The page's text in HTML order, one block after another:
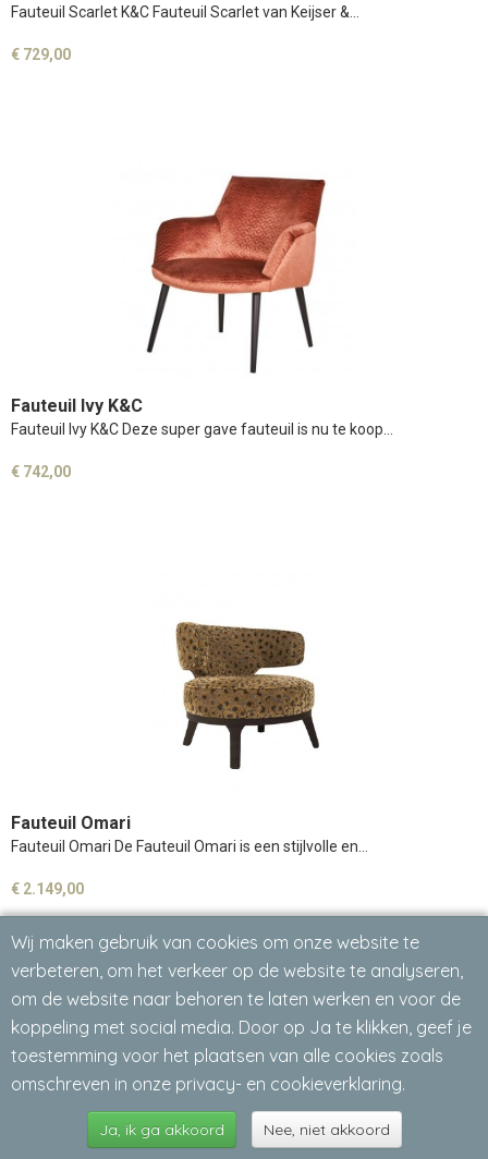
Fauteuil Scarlet K&C Fauteuil Scarlet van Keijser &…
€ 729,00
Fauteuil Ivy K&C
Fauteuil Ivy K&C Deze super gave fauteuil is nu te koop…
€ 742,00
Fauteuil Omari
Fauteuil Omari De Fauteuil Omari is een stijlvolle en…
€ 2.149,00
Wij maken gebruik van cookies om onze website te
verbeteren, om het verkeer op de website te analyseren,
om de website naar behoren te laten werken en voor de
koppeling met social media. Door op Ja te klikken, geef je
toestemming voor het plaatsen van alle cookies zoals
omschreven in onze privacy- en cookieverklaring.
Ja, ik ga akkoord Nee, niet akkoord